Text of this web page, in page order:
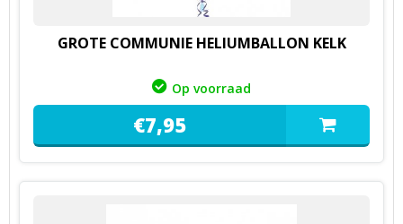
GROTE COMMUNIE HELIUMBALLON KELK
Op voorraad
€7,95